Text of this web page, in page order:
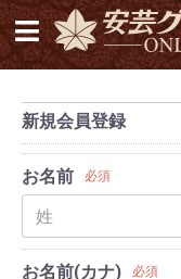
新規会員登録
お名前 必須
お名前(カナ) 必須